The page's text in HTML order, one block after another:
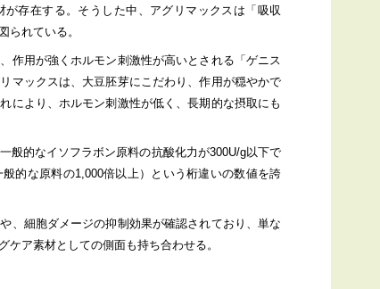
存在する。そうした中、アグリマックスは「吸収
られている。
作用が強くホルモン刺激性が高いとされる「ゲニス
マックスは、大豆胚芽にこだわり、作用が穏やかで
により、ホルモン刺激性が低く、長期的な摂取にも
般的なイソフラボン原料の抗酸化力が300U/g以下で
的な原料の1,000倍以上）という桁違いの数値を誇
、細胞ダメージの抑制効果が確認されており、単な
ア素材としての側面も持ち合わせる。